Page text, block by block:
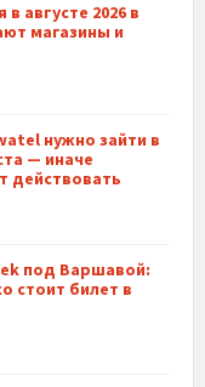
августе 2026 в
магазины и
нужно зайти в
— иначе
действовать
под Варшавой:
стоит билет в